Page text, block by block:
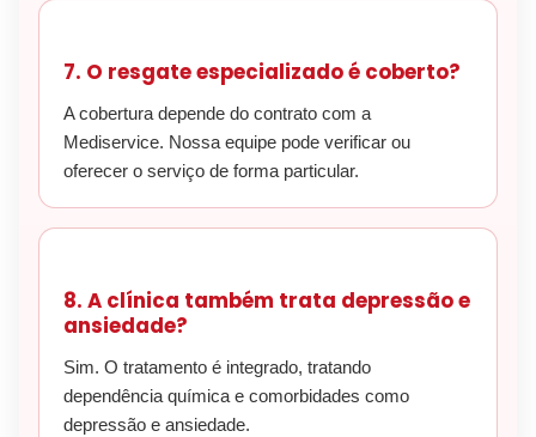
7. O resgate especializado é coberto?
A cobertura depende do contrato com a
Mediservice. Nossa equipe pode verificar ou
oferecer o serviço de forma particular.
8. A clínica também trata depressão e
ansiedade?
Sim. O tratamento é integrado, tratando
dependência química e comorbidades como
depressão e ansiedade.